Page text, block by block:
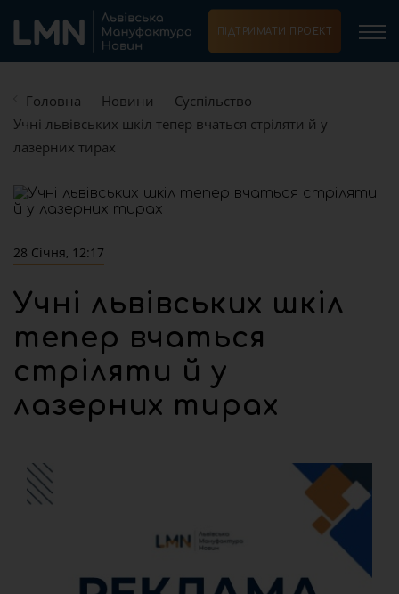
ПІДТРИМАТИ ПРОЕКТ
Головна Новини
Суспільство
Учні львівських шкіл тепер вчаться стріляти й у
лазерних тирах
28 Січня, 12:17
Учні львівських шкіл
тепер вчаться
стріляти й у
лазерних тирах